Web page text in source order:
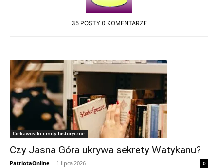
35 POSTY 0 KOMENTARZE
Ciekawostki i mity historyczne
Czy Jasna Góra ukrywa sekrety Watykanu?
PatriotaOnline - 1 lipca 2026 0